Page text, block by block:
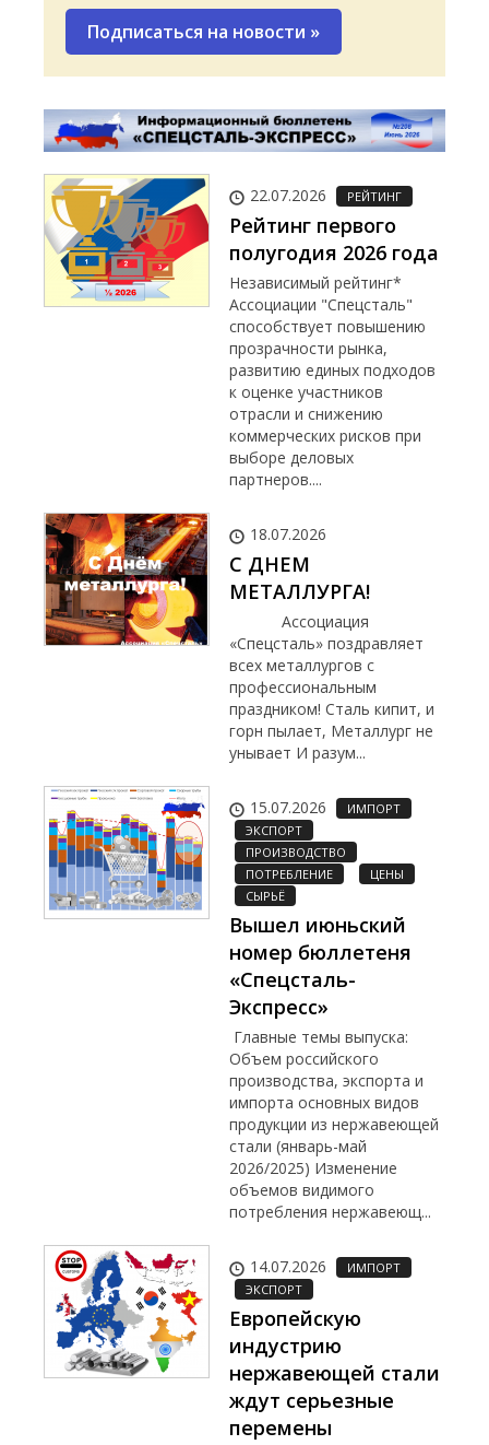
Подписаться на новости »
22.07.2026 РЕЙТИНГ
Рейтинг первого
полугодия 2026 года
Независимый рейтинг*
Ассоциации "Спецсталь"
способствует повышению
прозрачности рынка,
развитию единых подходов
к оценке участников
отрасли и снижению
коммерческих рисков при
выборе деловых
партнеров....
18.07.2026
С ДНЕМ
МЕТАЛЛУРГА!
Ассоциация
«Спецсталь» поздравляет
всех металлургов с
профессиональным
праздником! Сталь кипит, и
горн пылает, Металлург не
унывает И разум...
15.07.2026
ИМПОРТ
ЭКСПОРТ
ПРОИЗВОДСТВО
ПОТРЕБЛЕНИЕ
ЦЕНЫ
СЫРЬЁ
Вышел июньский
номер бюллетеня
«Спецсталь-
Экспресс»
Главные темы выпуска:
Объем российского
производства, экспорта и
импорта основных видов
продукции из нержавеющей
стали (январь-май
2026/2025) Изменение
объемов видимого
потребления нержавеющ...
14.07.2026
ИМПОРТ
ЭКСПОРТ
Европейскую
индустрию
нержавеющей стали
ждут серьезные
перемены